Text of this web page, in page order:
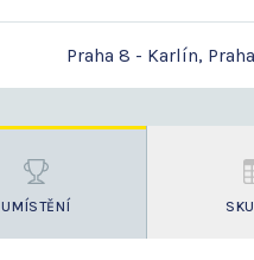
Praha 8 - Karlín,
UMÍSTĚNÍ